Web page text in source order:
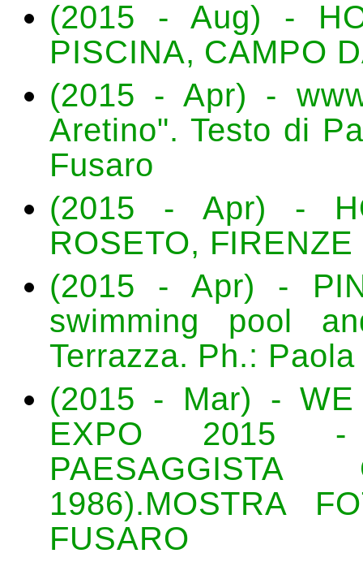
(2015 - Aug) -
PISCINA, CAMPO
(2015 - Apr) -
Aretino". Testo di
Fusaro
(2015 - Apr) -
ROSETO, FIRENZE
(2015 - Apr) -
swimming pool
Terrazza. Ph.:
(2015 - Mar) -
EXPO 2015 -
PAESAGGISTA
1986).MOSTRA
FUSARO